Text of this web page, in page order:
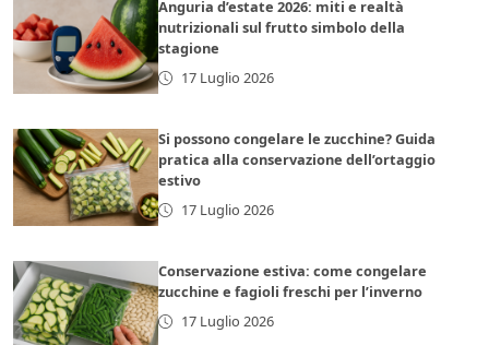
Anguria d’estate 2026: miti e realtà
nutrizionali sul frutto simbolo della
stagione
17 Luglio 2026
Si possono congelare le zucchine? Guida
pratica alla conservazione dell’ortaggio
estivo
17 Luglio 2026
Conservazione estiva: come congelare
zucchine e fagioli freschi per l’inverno
17 Luglio 2026